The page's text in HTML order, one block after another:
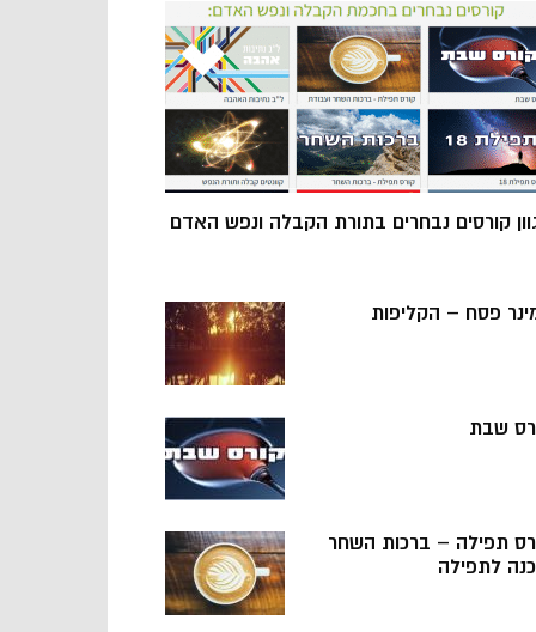
קורסים נבחרים בתורת הקבלה ונפש האדם
פסח – הקליפות
שבת
תפילה – ברכות השחר
לתפילה